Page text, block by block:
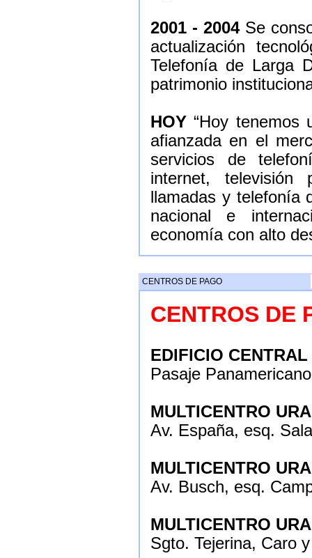
2001 - 2004Se
actualización
Telefonía de Larga
patrimonio
HOY “Hoy tenemos
afianzada en el
servicios de
internet, televisión
llamadas y telefonía
nacional e
economía con alto
CENTROS DE PAGO
CENTROS DE
EDIFICIO CENTRAL
Pasaje
MULTICENTRO
Av. España, esq.
MULTICENTRO
Av. Busch, esq.
MULTICENTRO
Sgto. Tejerina, Caro